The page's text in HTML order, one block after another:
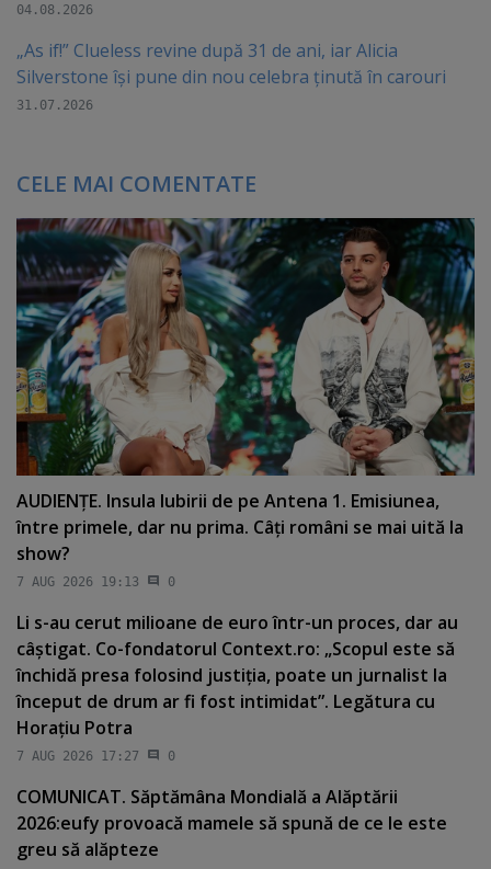
04.08.2026
„As if!” Clueless revine după 31 de ani, iar Alicia
Silverstone își pune din nou celebra ținută în carouri
31.07.2026
CELE MAI COMENTATE
AUDIENŢE. Insula Iubirii de pe Antena 1. Emisiunea,
între primele, dar nu prima. Câţi români se mai uită la
show?
7 AUG 2026 19:13 0
Li s-au cerut milioane de euro într-un proces, dar au
câştigat. Co-fondatorul Context.ro: „Scopul este să
închidă presa folosind justiţia, poate un jurnalist la
început de drum ar fi fost intimidat”. Legătura cu
Horaţiu Potra
7 AUG 2026 17:27 0
COMUNICAT. Săptămâna Mondială a Alăptării
2026:eufy provoacă mamele să spună de ce le este
greu să alăpteze